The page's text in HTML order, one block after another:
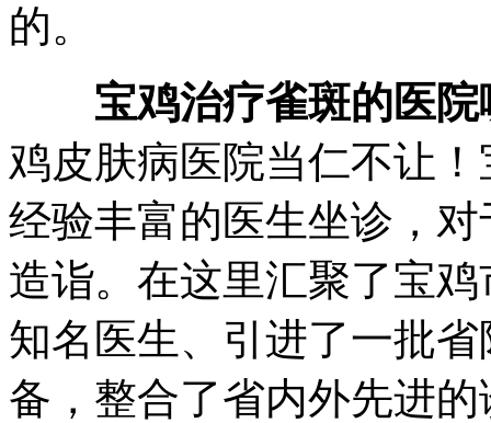
的。
宝鸡治疗雀斑的医
鸡皮肤病医院当仁不让
经验丰富的医生坐诊，
造诣。在这里汇聚了宝
知名医生、引进了一批
备，整合了省内外先进